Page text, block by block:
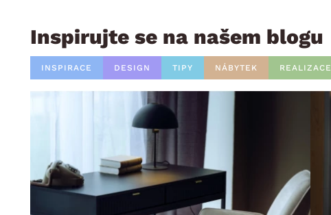
Inspirujte se na našem blogu
INSPIRACE DESIGN TIPY NÁBYTEK REALIZACE